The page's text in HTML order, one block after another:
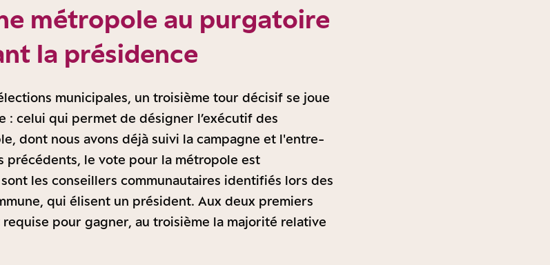
métropole au purgatoire
la présidence
municipales, un troisième tour décisif se joue
: celui qui permet de désigner l’exécutif des
dont nous avons déjà suivi la campagne et l'entre-
précédents, le vote pour la métropole est
les conseillers communautaires identifiés lors des
qui élisent un président. Aux deux premiers
pour gagner, au troisième la majorité relative